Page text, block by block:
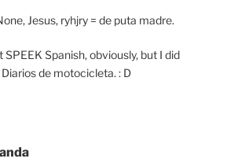
Jesus, ryhjry = de puta madre.
SPEEK Spanish, obviously, but I did
de motocicleta. : D